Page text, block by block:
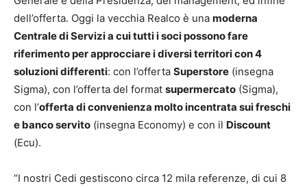
dell’offerta. Oggi la vecchia Realco è una moderna
Centrale di Servizi a cui tutti i soci possono fare
riferimento per approcciare i diversi territori con 4
soluzioni differenti: con l’offerta Superstore (insegna
Sigma), con l’offerta del format supermercato (Sigma),
con l’offerta di convenienza molto incentrata sui freschi
e banco servito (insegna Economy) e con il Discount
(Ecu).
“I nostri Cedi gestiscono circa 12 mila referenze, di cui 8